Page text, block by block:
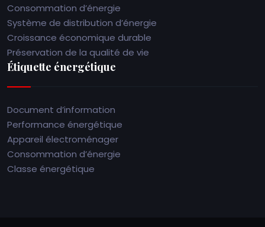
Consommation d’énergie
Système de distribution d’énergie
Croissance économique durable
Préservation de la qualité de vie
Étiquette énergétique
Document d’information
Performance énergétique
Appareil électroménager
Consommation d’énergie
Classe énergétique